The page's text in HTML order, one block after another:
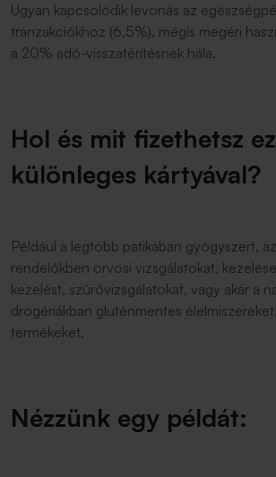
Ugyan kapcsolódik levonás az
tranzakciókhoz (6,5%), mégis megéri
a 20% adó-visszatérítésnek hála.
Hol és mit fizethetsz
különleges kártyával?
Például a legtöbb patikában gyógyszert,
rendelőkben orvosi vizsgálatokat,
kezelést, szűrővizsgálatokat, vagy akár a
drogériákban gluténmentes
termékeket.
Nézzünk egy példát: